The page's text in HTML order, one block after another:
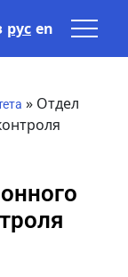
рус en
» Отдел